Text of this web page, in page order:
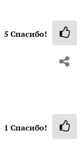
5 Спасибо!
1 Спасибо!